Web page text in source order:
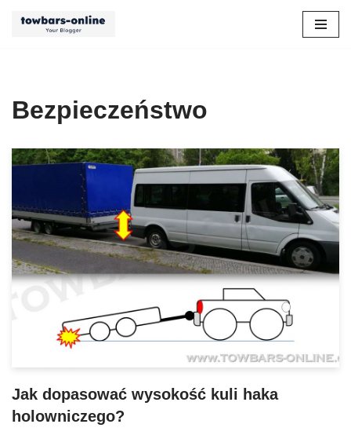
Bezpieczeństwo
Jak dopasować wysokość kuli haka
holowniczego?